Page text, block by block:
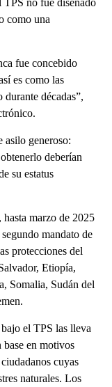
no fue diseñado
como una
fue concebido
es como las
décadas”,
asilo generoso:
deberían
su estatus
hasta marzo de 2025
mandato de
protecciones del
Etiopía,
Somalia, Sudán del
el TPS las lleva
en motivos
cuyas
naturales. Los